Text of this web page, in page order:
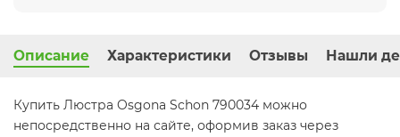
Описание Характеристики Отзывы Нашли
Купить Люстра Osgona Schon 790034 можно
непосредственно на сайте, оформив заказ через